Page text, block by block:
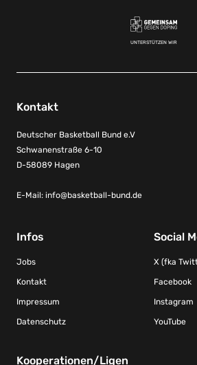
UNTERSTÜTZEN WIR
Kontakt
Deutscher Basketball Bund e.V
Schwanenstraße 6-10
D-58089 Hagen
E-Mail: info@basketball-bund.de
Infos
Jobs
Kontakt
Impressum
Datenschutz
Social
X (fka
Facebook
Instagram
YouTube
Kooperationen/Ligen